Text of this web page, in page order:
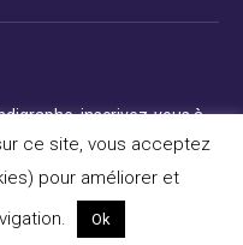
inscrivez-vous à
ce site, vous acceptez
pour améliorer et
Ok